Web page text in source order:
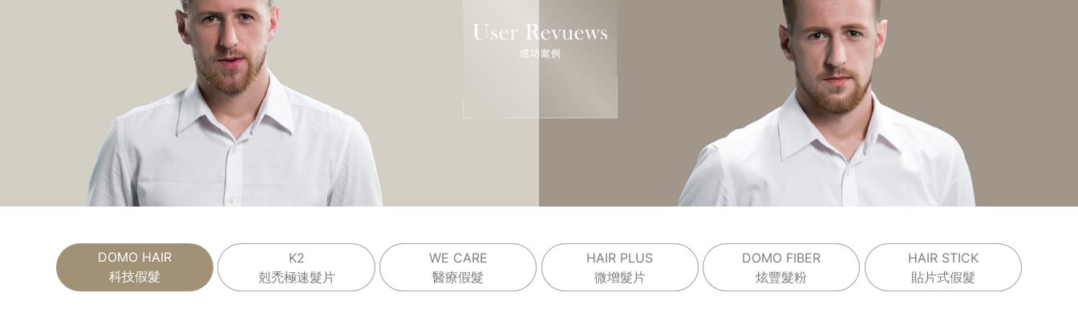
DOMO HAIR
科技假髮
K2
剋禿極速髮片
WE CARE
醫療假髮
HAIR PLUS
微增髮片
DOMO FIBER
炫豐髮粉
HAIR STICK
貼片式假髮